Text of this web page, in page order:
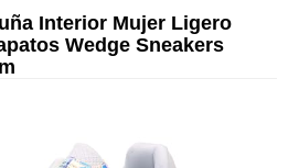
Interior Mujer Ligero
Wedge Sneakers